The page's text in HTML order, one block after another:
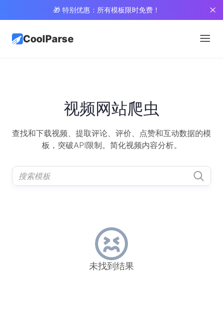
🎁 特别优惠：所有模板限时免费！
CoolParse
视频网站爬虫
查找和下载视频、提取评论、评价、点赞和互动数据的模
板，突破API限制。简化视频内容分析。
未找到结果